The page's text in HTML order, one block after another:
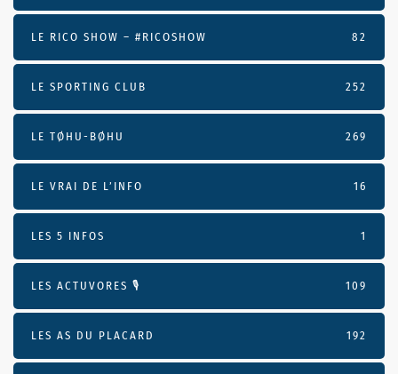
LE RICO SHOW – #RICOSHOW 82
LE SPORTING CLUB 252
LE TØHU-BØHU 269
LE VRAI DE L’INFO 16
LES 5 INFOS 1
LES ACTUVORES 🎙 109
LES AS DU PLACARD 192